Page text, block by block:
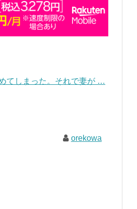
てしまった。それで妻が …
orekowa